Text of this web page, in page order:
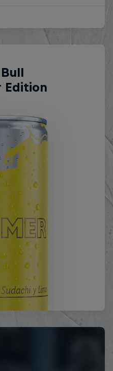
Bull
Edition